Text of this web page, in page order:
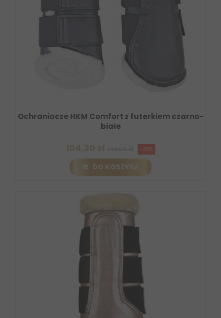
Ochraniacze HKM Comfort z futerkiem czarno-
białe
-30%
DO KOSZYKA